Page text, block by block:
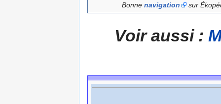
Bonne navigation sur
Voir aussi :